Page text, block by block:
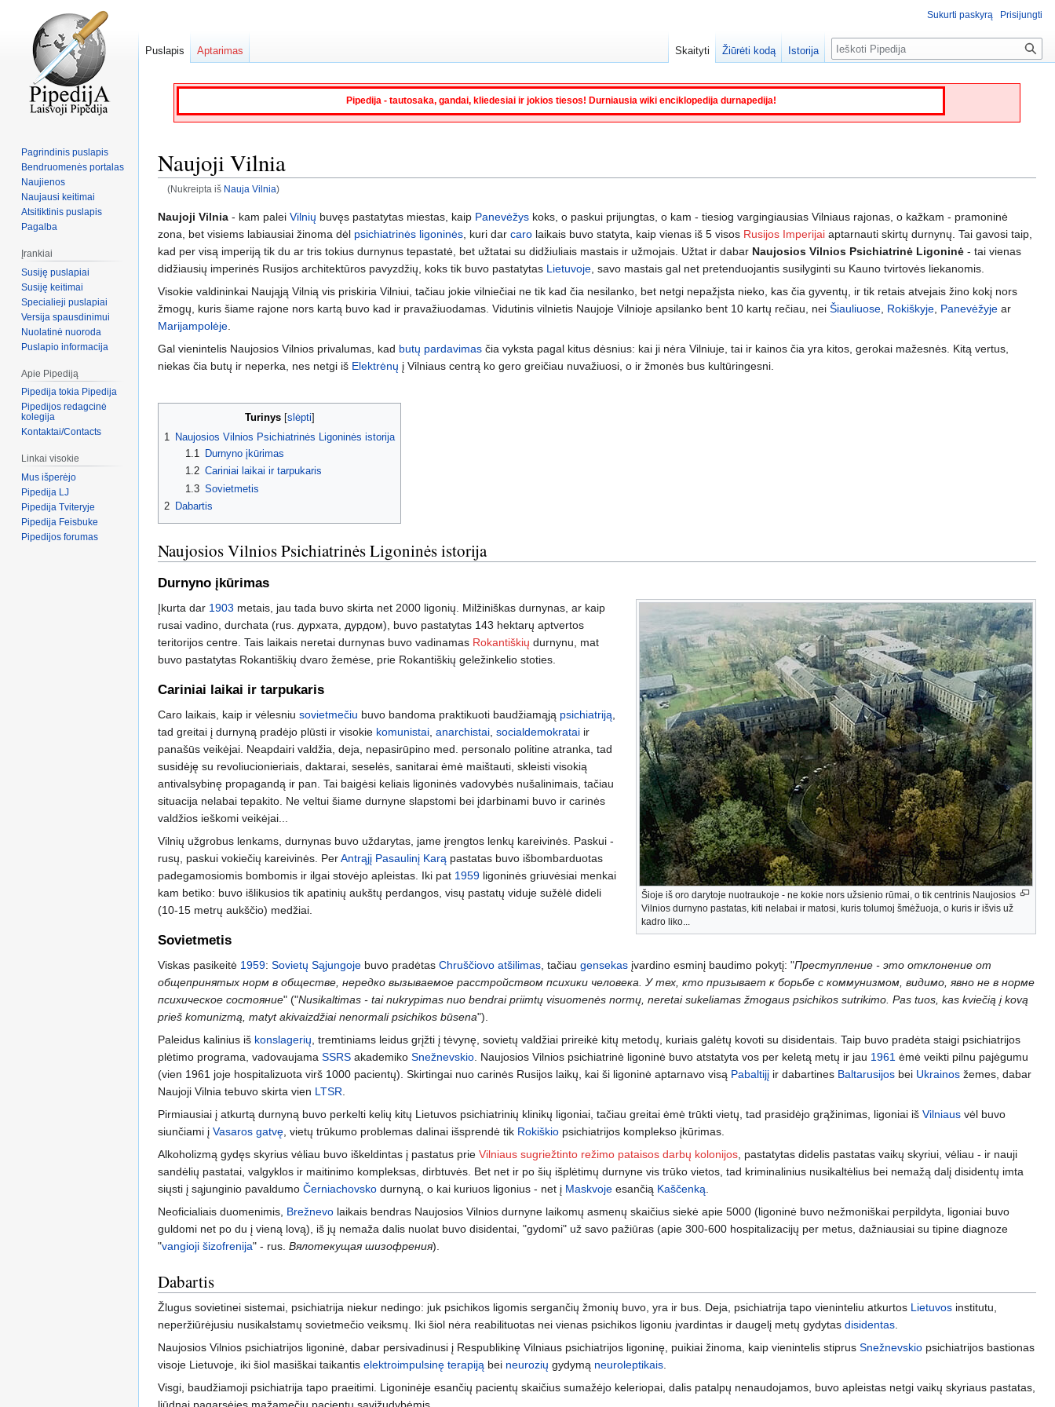
Pipedija - tautosaka, gandai, kliedesiai ir jokios tiesos! Durniausia wiki enciklopedija durnapedija!
Naujoji Vilnia
(Nukreipta iš Nauja Vilnia)
Jump
to
navigation
Jump
to
search
Naujoji Vilnia - kam palei Vilnių buvęs pastatytas miestas, kaip Panevėžys koks, o paskui prijungtas, o kam - tiesiog vargingiausias Vilniaus rajonas, o kažkam - pramoninė
zona, bet visiems labiausiai žinoma dėl psichiatrinės ligoninės , kuri dar caro laikais buvo statyta, kaip vienas iš 5 visos Rusijos Imperijai aptarnauti skirtų durnynų. Tai gavosi taip,
kad per visą imperiją tik du ar tris tokius durnynus tepastatė, bet užtatai su didžiuliais mastais ir užmojais. Užtat ir dabar Naujosios Vilnios Psichiatrinė Ligoninė - tai vienas
didžiausių imperinės Rusijos architektūros pavyzdžių, koks tik buvo pastatytas Lietuvoje , savo mastais gal net pretenduojantis susilyginti su Kauno tvirtovės liekanomis.
Visokie valdininkai Naująją Vilnią vis priskiria Vilniui, tačiau jokie vilniečiai ne tik kad čia nesilanko, bet netgi nepažįsta nieko, kas čia gyventų, ir tik retais atvejais žino kokį nors
žmogų, kuris šiame rajone nors kartą buvo kad ir pravažiuodamas. Vidutinis vilnietis Naujoje Vilnioje apsilanko bent 10 kartų rečiau, nei Šiauliuose Rokiškyje Panevėžyje ar
Marijampolėje
Gal vienintelis Naujosios Vilnios privalumas, kad butų pardavimas čia vyksta pagal kitus dėsnius: kai ji nėra Vilniuje, tai ir kainos čia yra kitos, gerokai mažesnės. Kitą vertus,
niekas čia butų ir neperka, nes netgi iš Elektrėnų į Vilniaus centrą ko gero greičiau nuvažiuosi, o ir žmonės bus kultūringesni.
Turinys
1
Naujosios Vilnios Psichiatrinės Ligoninės istorija
1.1
Durnyno įkūrimas
1.2 Cariniai laikai ir tarpukaris
1.3 Sovietmetis
2 Dabartis
Naujosios Vilnios Psichiatrinės Ligoninės istorija
Durnyno įkūrimas
Šioje iš oro darytoje nuotraukoje - ne kokie nors užsienio rūmai, o tik centrinis Naujosios
Vilnios durnyno pastatas, kiti nelabai ir matosi, kuris tolumoj šmėžuoja, o kuris ir išvis už
kadro liko...
Įkurta dar 1903 metais, jau tada buvo skirta net 2000 ligonių. Milžiniškas durnynas, ar kaip
rusai vadino, durchata (rus. дурхата, дурдом), buvo pastatytas 143 hektarų aptvertos
teritorijos centre. Tais laikais neretai durnynas buvo vadinamas Rokantiškių durnynu, mat
buvo pastatytas Rokantiškių dvaro žemėse, prie Rokantiškių geležinkelio stoties.
Cariniai laikai ir tarpukaris
Caro laikais, kaip ir vėlesniu sovietmečiu buvo bandoma praktikuoti baudžiamąją psichiatriją
tad greitai į durnyną pradėjo plūsti ir visokie komunistai anarchistai socialdemokratai ir
panašūs veikėjai. Neapdairi valdžia, deja, nepasirūpino med. personalo politine atranka, tad
susidėję su revoliucionieriais, daktarai, seselės, sanitarai ėmė maištauti, skleisti visokią
antivalsybinę propagandą ir pan. Tai baigėsi keliais ligoninės vadovybės nušalinimais, tačiau
situacija nelabai tepakito. Ne veltui šiame durnyne slapstomi bei įdarbinami buvo ir carinės
valdžios ieškomi veikėjai...
Vilnių užgrobus lenkams, durnynas buvo uždarytas, jame įrengtos lenkų kareivinės. Paskui -
rusų, paskui vokiečių kareivinės. PerAntrąjį Pasaulinį Karą pastatas buvo išbombarduotas
padegamosiomis bombomis ir ilgai stovėjo apleistas. Iki pat 1959 ligoninės griuvėsiai menkai
kam betiko: buvo išlikusios tik apatinių aukštų perdangos, visų pastatų viduje sužėlė dideli
(10-15 metrų aukščio) medžiai.
Sovietmetis
Viskas pasikeitė 1959: Sovietų Sąjungoje buvo pradėtas Chruščiovo atšilimas, tačiau gensekas įvardino esminį baudimo pokytį: "Преступление - это отклонение от
общепринятых норм в обществе, нередко вызываемое расстройством психики человека. У тех, кто призывает к борьбе с коммунизмом, видимо, явно не в норме
психическое состояние" ("Nusikaltimas - tai nukrypimas nuo bendrai priimtų visuomenės normų, neretai sukeliamas žmogaus psichikos sutrikimo. Pas tuos, kas kviečią į kovą
prieš komunizmą, matyt akivaizdžiai nenormali psichikos būsena").
Paleidus kalinius iš konslagerių, tremtiniams leidus grįžti į tėvynę, sovietų valdžiai prireikė kitų metodų, kuriais galėtų kovoti su disidentais. Taip buvo pradėta staigi psichiatrijos
plėtimo programa, vadovaujama SSRS akademiko Snežnevskio. Naujosios Vilnios psichiatrinė ligoninė buvo atstatyta vos per keletą metų ir jau 1961 ėmė veikti pilnu pajėgumu
(vien 1961 joje hospitalizuota virš 1000 pacientų). Skirtingai nuo carinės Rusijos laikų, kai ši ligoninė aptarnavo visą Pabaltijį ir dabartines Baltarusijos bei Ukrainos žemes, dabar
Naujoji Vilnia tebuvo skirta vien LTSR.
Pirmiausiai į atkurtą durnyną buvo perkelti kelių kitų Lietuvos psichiatrinių klinikų ligoniai, tačiau greitai ėmė trūkti vietų, tad prasidėjo grąžinimas, ligoniai iš Vilniaus vėl buvo
siunčiami į Vasaros gatvę, vietų trūkumo problemas dalinai išsprendė tik Rokiškio psichiatrijos komplekso įkūrimas.
Alkoholizmą gydęs skyrius vėliau buvo iškeldintas į pastatus prie Vilniaus sugriežtinto režimo pataisos darbų kolonijos, pastatytas didelis pastatas vaikų skyriui, vėliau - ir nauji
sandėlių pastatai, valgyklos ir maitinimo kompleksas, dirbtuvės. Bet net ir po šių išplėtimų durnyne vis trūko vietos, tad kriminalinius nusikaltėlius bei nemažą dalį disidentų imta
siųsti į sąjunginio pavaldumo Černiachovsko durnyną, o kai kuriuos ligonius - net į Maskvoje esančią Kaščenką.
Neoficialiais duomenimis, Brežnevo laikais bendras Naujosios Vilnios durnyne laikomų asmenų skaičius siekė apie 5000 (ligoninė buvo nežmoniškai perpildyta, ligoniai buvo
guldomi net po du į vieną lovą), iš jų nemaža dalis nuolat buvo disidentai, "gydomi" už savo pažiūras (apie 300-600 hospitalizacijų per metus, dažniausiai su tipine diagnoze
"vangioji šizofrenija" - rus. Вялотекущая шизофрения).
Dabartis
Žlugus sovietinei sistemai, psichiatrija niekur nedingo: juk psichikos ligomis sergančių žmonių buvo, yra ir bus. Deja, psichiatrija tapo vieninteliu atkurtos Lietuvos institutu,
neperžiūrėjusiu nusikalstamų sovietmečio veiksmų. Iki šiol nėra reabilituotas nei vienas psichikos ligoniu įvardintas ir daugelį metų gydytas disidentas.
Naujosios Vilnios psichiatrijos ligoninė, dabar persivadinusi į Respublikinę Vilniaus psichiatrijos ligoninę, puikiai žinoma, kaip vienintelis stiprus Snežnevskio psichiatrijos bastionas
visoje Lietuvoje, iki šiol masiškai taikantis elektroimpulsinę terapiją bei neurozių gydymą neuroleptikais.
Visgi, baudžiamoji psichiatrija tapo praeitimi. Ligoninėje esančių pacientų skaičius sumažėjo keleriopai, dalis patalpų nenaudojamos, buvo apleistas netgi vaikų skyriaus pastatas,
Sukurti paskyrą Prisijungti
Puslapis Aptarimas Skaityti Žiūrėti kodą Istorija Paieška
Pagrindinis puslapis
Bendruomenės portalas
Naujienos
Naujausi keitimai
Atsitiktinis puslapis
Pagalba
Įrankiai
Susiję puslapiai
Susiję keitimai
Specialieji puslapiai
Versija spausdinimui
Nuolatinė nuoroda
Puslapio informacija
Apie Pipediją
Pipedija tokia Pipedija
Pipedijos redagcinė
kolegija
Kontaktai/Contacts
Linkai visokie
Mus išperėjo
Pipedija LJ
Pipedija Tviteryje
Pipedija Feisbuke
Pipedijos forumas